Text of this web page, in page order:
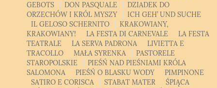
GEBOTS
DON PASQUALE
DZIADEK DO
ORZECHÓW I KRÓL MYSZY
ICH GEH’ UND SUCHE
IL GELOSO SCHERNITO
KRAKOWIANY,
KRAKOWIANY!
LA FESTA DI CARNEVALE
LA FESTA
TEATRALE
LA SERVA PADRONA
LIVIETTA E
TRACOLLO
MAŁA SYRENKA
PASTORELE
STAROPOLSKIE
PIEŚŃ NAD PIEŚNIAMI KRÓLA
SALOMONA
PIEŚŃ O BLASKU WODY
PIMPINONE
SATIRO E CORISCA
STABAT MATER
ŚPIĄCA